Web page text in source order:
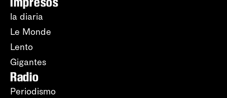
la diaria
Le Monde
Lento
Gigantes
Radio
Periodismo